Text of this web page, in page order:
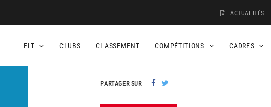
ACTUALITÉS
FLT CLUBS CLASSEMENT COMPÉTITIONS CADRES
PARTAGER SUR